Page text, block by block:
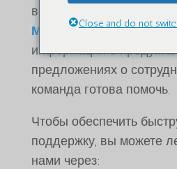
вопросами или
Мулеари наши услуги.
информация о
предложениях о
команда готова помочь.
Чтобы обеспечить
поддержку, вы можете
нами через:
Close and do not